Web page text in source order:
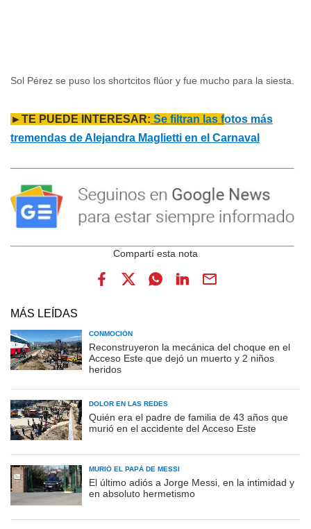
Sol Pérez se puso los shortcitos flúor y fue mucho para la siesta.
►TE PUEDE INTERESAR: Se filtran las fotos más
tremendas de Alejandra Maglietti en el Carnaval
MÁS LEÍDAS
CONMOCIÓN
Reconstruyeron la mecánica del choque en el
Acceso Este que dejó un muerto y 2 niños
heridos
DOLOR EN LAS REDES
Quién era el padre de familia de 43 años que
murió en el accidente del Acceso Este
MURIÓ EL PAPÁ DE MESSI
El último adiós a Jorge Messi, en la intimidad y
en absoluto hermetismo